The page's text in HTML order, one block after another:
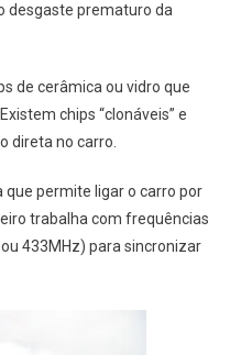
desgaste prematuro da
de cerâmica ou vidro que
chips “clonáveis” e
direta no carro.
que permite ligar o carro por
trabalha com frequências
433MHz) para sincronizar